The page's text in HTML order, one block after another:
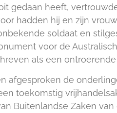
gedaan heeft,
hadden hij en zijn
soldaat en
voor de
als een
afgesproken de
toekomstig
Buitenlandse Zaken